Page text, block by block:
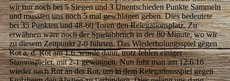
wir nur noch bei 5 Siegen und 3 Unentschieden Punkte Sammeln
und mussten uns noch 5 mal geschlagen geben. Dies bedeutete
bei 35 Punkten und 48-60 Toren den Relegationsplatz. Zu
erwähnen wäre noch der Spielabbruch in der 80 Minute, wo wir
zu diesem Zeitpunkt 2-0 führten. Das Wiederholungsspiel gegen
Rot a. d. Rot am 1.6. wurde dann, trotz fehlen einiger
Stammspieler, mit 2-1 gewonnen. Nun fuhr man am 12.6.16
wieder nach Rot an der Rot, um in dem Relegationsspiel gegen